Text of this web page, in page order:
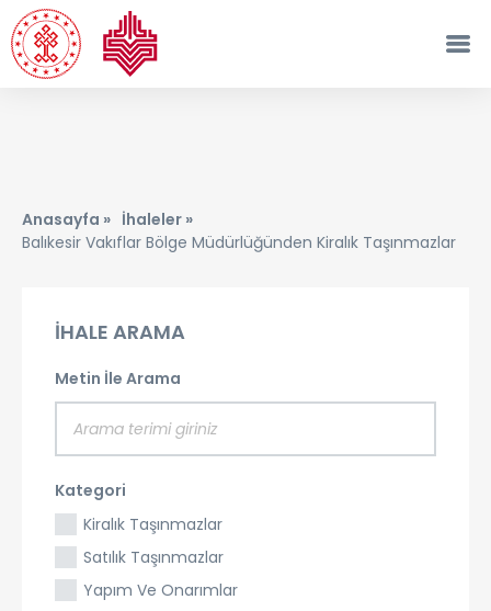
Anasayfa » İhaleler »
Balıkesir Vakıflar Bölge Müdürlüğünden Kiralık Taşınmazlar
İHALE ARAMA
Metin İle Arama
Kategori
Kiralık Taşınmazlar
Satılık Taşınmazlar
Yapım Ve Onarımlar